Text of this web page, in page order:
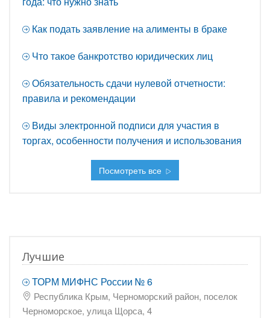
Как подать заявление на алименты в браке
Что такое банкротство юридических лиц
Обязательность сдачи нулевой отчетности:
правила и рекомендации
Виды электронной подписи для участия в
торгах, особенности получения и использования
Посмотреть все
Лучшие
ТОРМ МИФНС России № 6
Республика Крым, Черноморский район, поселок
Черноморское, улица Щорса, 4